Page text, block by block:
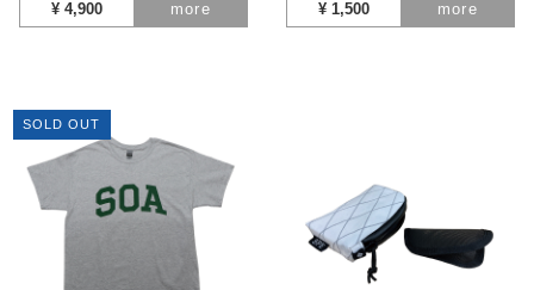
¥ 4,900 more ¥ 1,500 more
SOLD OUT